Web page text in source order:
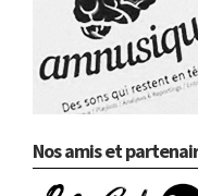
Nos amis et